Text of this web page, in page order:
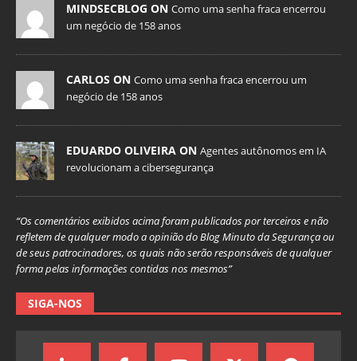
MINDSECBLOG ON Como uma senha fraca encerrou
um negócio de 158 anos
CARLOS ON Como uma senha fraca encerrou um
negócio de 158 anos
EDUARDO OLIVEIRA ON Agentes autônomos em IA
revolucionam a cibersegurança
“Os comentários exibidos acima foram publicados por terceiros e não
refletem de qualquer modo a opinião do Blog Minuto da Segurança ou
de seus patrocinadores, os quais não serão responsáveis de qualquer
forma pelas informações contidas nos mesmos”
SIGA-NOS